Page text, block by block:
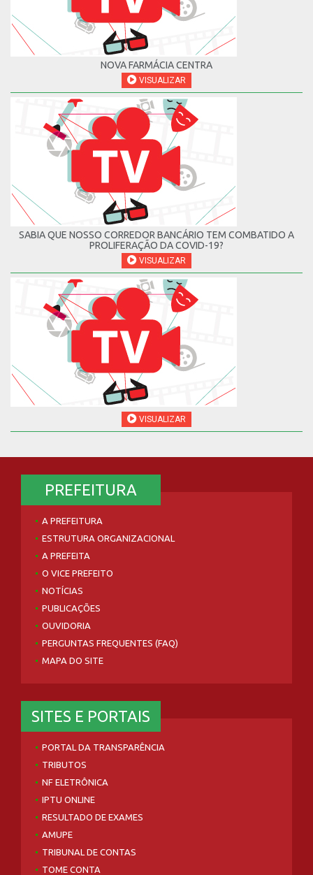
NOVA FARMÁCIA CENTRA
VISUALIZAR
SABIA QUE NOSSO CORREDOR BANCÁRIO TEM COMBATIDO A
PROLIFERAÇÃO DA COVID-19?
VISUALIZAR
VISUALIZAR
PREFEITURA
A PREFEITURA
ESTRUTURA ORGANIZACIONAL
A PREFEITA
O VICE PREFEITO
NOTÍCIAS
PUBLICAÇÕES
OUVIDORIA
PERGUNTAS FREQUENTES (FAQ)
MAPA DO SITE
SITES E PORTAIS
PORTAL DA TRANSPARÊNCIA
TRIBUTOS
NF ELETRÔNICA
IPTU ONLINE
RESULTADO DE EXAMES
AMUPE
TRIBUNAL DE CONTAS
TOME CONTA